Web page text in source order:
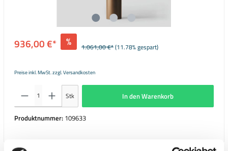
936,00 €* % 1.061,00 €*(11.78% gespart)
Preise inkl. MwSt. zzgl. Versandkosten
Stk In den Warenkorb
Produktnummer: 109633